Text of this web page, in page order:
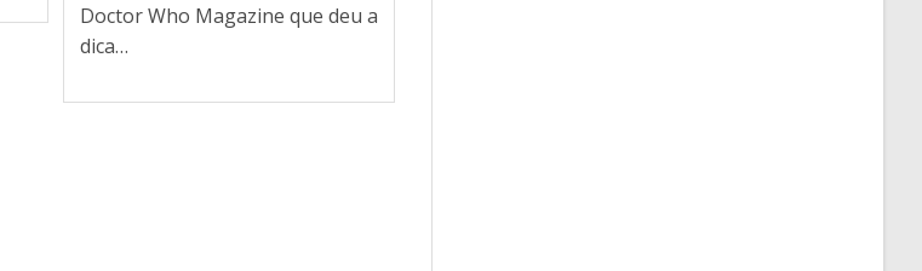
Doctor Who Magazine que deu a
dica…